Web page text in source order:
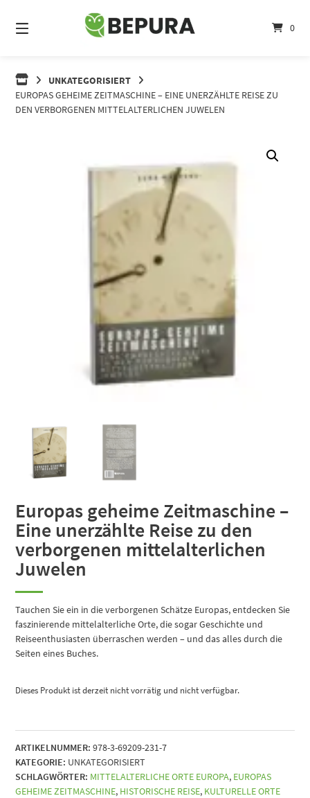
zum
Inhalt
0
UNKATEGORISIERT
EUROPAS GEHEIME ZEITMASCHINE – EINE UNERZÄHLTE REISE ZU
DEN VERBORGENEN MITTELALTERLICHEN JUWELEN
Europas geheime Zeitmaschine –
Eine unerzählte Reise zu den
verborgenen mittelalterlichen
Juwelen
Tauchen Sie ein in die verborgenen Schätze Europas, entdecken Sie
faszinierende mittelalterliche Orte, die sogar Geschichte und
Reiseenthusiasten überraschen werden – und das alles durch die
Seiten eines Buches.
Dieses Produkt ist derzeit nicht vorrätig und nicht verfügbar.
ARTIKELNUMMER: 978-3-69209-231-7
KATEGORIE: UNKATEGORISIERT
SCHLAGWÖRTER: MITTELALTERLICHE ORTE EUROPA, EUROPAS
GEHEIME ZEITMASCHINE, HISTORISCHE REISE, KULTURELLE ORTE